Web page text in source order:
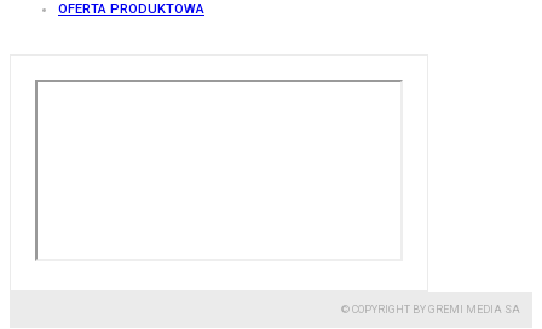
OFERTA PRODUKTOWA
© COPYRIGHT BY GREMI MEDIA SA